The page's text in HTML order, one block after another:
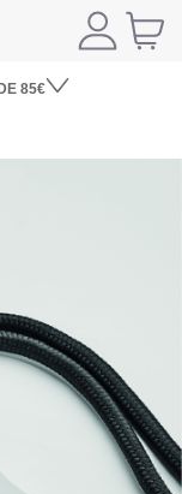
85€